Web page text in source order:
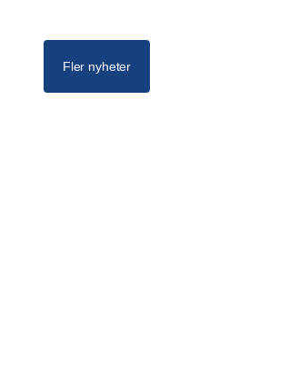
Fler nyheter